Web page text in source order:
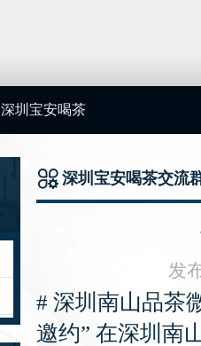
深圳宝安喝茶
深圳宝安喝茶交流
发
# 深圳南山品茶
邀约” 在深圳南